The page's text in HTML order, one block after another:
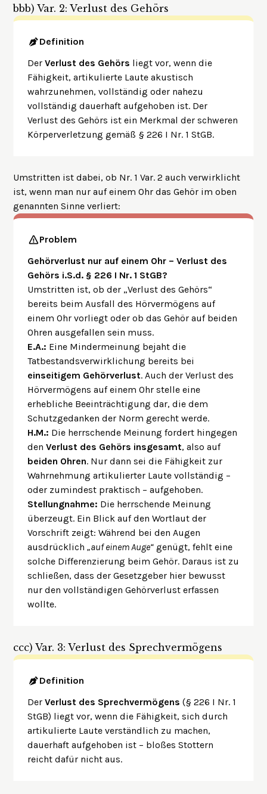
bbb) Var. 2: Verlust des Gehörs
Definition
DerVerlust des Gehörs liegt vor, wenn die
Fähigkeit, artikulierte Laute akustisch
wahrzunehmen, vollständig oder nahezu
vollständig dauerhaft aufgehoben ist. Der
Verlust des Gehörs ist ein Merkmal der schweren
Körperverletzung gemäß § 226 I Nr. 1 StGB.
Umstritten ist dabei, ob Nr. 1 Var. 2 auch verwirklicht
ist, wenn man nur auf einem Ohr das Gehör im oben
genannten Sinne verliert:
Problem
Gehörverlust nur auf einem Ohr – Verlust des
Gehörs i.S.d. § 226 I Nr. 1 StGB?
Umstritten ist, ob der „Verlust des Gehörs“
bereits beim Ausfall des Hörvermögens auf
einem Ohr vorliegt oder ob das Gehör auf beiden
Ohren ausgefallen sein muss.
E.A.: Eine Mindermeinung bejaht die
Tatbestandsverwirklichung bereits bei
einseitigem Gehörverlust. Auch der Verlust des
Hörvermögens auf einem Ohr stelle eine
erhebliche Beeinträchtigung dar, die dem
Schutzgedanken der Norm gerecht werde.
H.M.: Die herrschende Meinung fordert hingegen
denVerlust des Gehörs insgesamt, also auf
beiden Ohren. Nur dann sei die Fähigkeit zur
Wahrnehmung artikulierter Laute vollständig –
oder zumindest praktisch – aufgehoben.
Stellungnahme: Die herrschende Meinung
überzeugt. Ein Blick auf den Wortlaut der
Vorschrift zeigt: Während bei den Augen
ausdrücklich„auf einem Auge“ genügt, fehlt eine
solche Differenzierung beim Gehör. Daraus ist zu
schließen, dass der Gesetzgeber hier bewusst
nur den vollständigen Gehörverlust erfassen
wollte.
ccc) Var. 3: Verlust des Sprechvermögens
Definition
DerVerlust des Sprechvermögens (§ 226 I Nr. 1
StGB) liegt vor, wenn die Fähigkeit, sich durch
artikulierte Laute verständlich zu machen,
dauerhaft aufgehoben ist – bloßes Stottern
reicht dafür nicht aus.